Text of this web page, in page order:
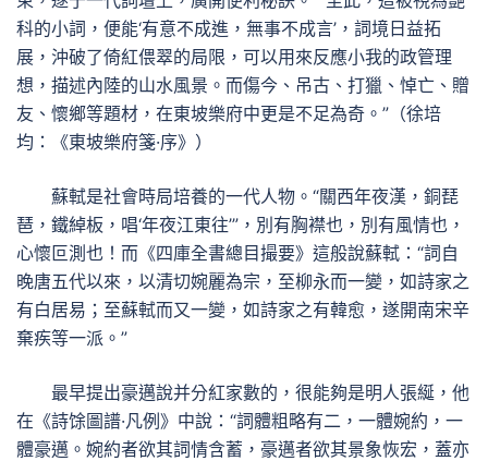
科的小詞，便能‘有意不成進，無事不成言’，詞境日益拓
展，沖破了倚紅偎翠的局限，可以用來反應小我的政管理
想，描述內陸的山水風景。而傷今、吊古、打獵、悼亡、贈
友、懷鄉等題材，在東坡樂府中更是不足為奇。”（徐培
均：《東坡樂府箋·序》）
蘇軾是社會時局培養的一代人物。“關西年夜漢，銅琵
琶，鐵綽板，唱‘年夜江東往’”，別有胸襟也，別有風情也，
心懷叵測也！而《四庫全書總目撮要》這般說蘇軾：“詞自
晚唐五代以來，以清切婉麗為宗，至柳永而一變，如詩家之
有白居易；至蘇軾而又一變，如詩家之有韓愈，遂開南宋辛
棄疾等一派。”
最早提出豪邁說并分紅家數的，很能夠是明人張綖，他
在《詩馀圖譜·凡例》中說：“詞體粗略有二，一體婉約，一
體豪邁。婉約者欲其詞情含蓄，豪邁者欲其景象恢宏，蓋亦